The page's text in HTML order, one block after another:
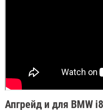
Апгрейд и для BMW